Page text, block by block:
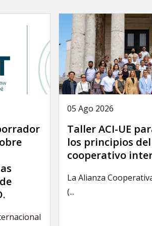
05 Ago 2026
Taller ACI-UE
los principios
cooperativo
La Alianza
(...